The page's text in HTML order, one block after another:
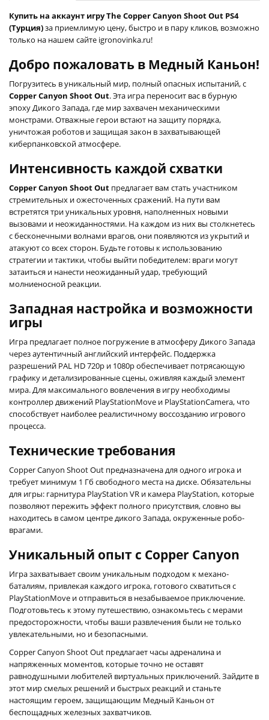
Купить на аккаунт игру The Copper Canyon Shoot Out PS4
(Турция)за приемлимую цену, быстро и в пару кликов, возможно
только на нашем сайте igronovinka.ru!
Добро пожаловать в Медный Каньон!
Погрузитесь в уникальный мир, полный опасных испытаний, с
Copper Canyon Shoot Out. Эта игра переносит вас в бурную
эпоху Дикого Запада, где мир захвачен механическими
монстрами. Отважные герои встают на защиту порядка,
уничтожая роботов и защищая закон в захватывающей
киберпанковской атмосфере.
Интенсивность каждой схватки
Copper Canyon Shoot Out предлагает вам стать участником
стремительных и ожесточенных сражений. На пути вам
встретятся три уникальных уровня, наполненных новыми
вызовами и неожиданностями. На каждом из них вы столкнетесь
с бесконечными волнами врагов, они появляются из укрытий и
атакуют со всех сторон. Будьте готовы к использованию
стратегии и тактики, чтобы выйти победителем: враги могут
затаиться и нанести неожиданный удар, требующий
молниеносной реакции.
Западная настройка и возможности
игры
Игра предлагает полное погружение в атмосферу Дикого Запада
через аутентичный английский интерфейс. Поддержка
разрешений PAL HD 720p и 1080p обеспечивает потрясающую
графику и детализированные сцены, оживляя каждый элемент
мира. Для максимального вовлечения в игру необходимы
контроллер движений PlayStationMove и PlayStationCamera, что
способствует наиболее реалистичному воссозданию игрового
процесса.
Технические требования
Copper Canyon Shoot Out предназначена для одного игрока и
требует минимум 1 Гб свободного места на диске. Обязательны
для игры: гарнитура PlayStation VR и камера PlayStation, которые
позволяют пережить эффект полного присутствия, словно вы
находитесь в самом центре дикого Запада, окруженные робо-
врагами.
Уникальный опыт с Copper Canyon
Игра захватывает своим уникальным подходом к механо-
баталиям, привлекая каждого игрока, готового схватиться с
PlayStationMove и отправиться в незабываемое приключение.
Подготовьтесь к этому путешествию, ознакомьтесь с мерами
предосторожности, чтобы ваши развлечения были не только
увлекательными, но и безопасными.
Copper Canyon Shoot Out предлагает часы адреналина и
напряженных моментов, которые точно не оставят
равнодушными любителей виртуальных приключений. Зайдите в
этот мир смелых решений и быстрых реакций и станьте
настоящим героем, защищающим Медный Каньон от
беспощадных железных захватчиков.